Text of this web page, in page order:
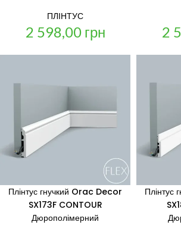
ПЛІНТУС
2 598,00 грн 2
Плінтус гнучкий Orac Decor
SX173F CONTOUR
Дюрополімерний
Плінтус